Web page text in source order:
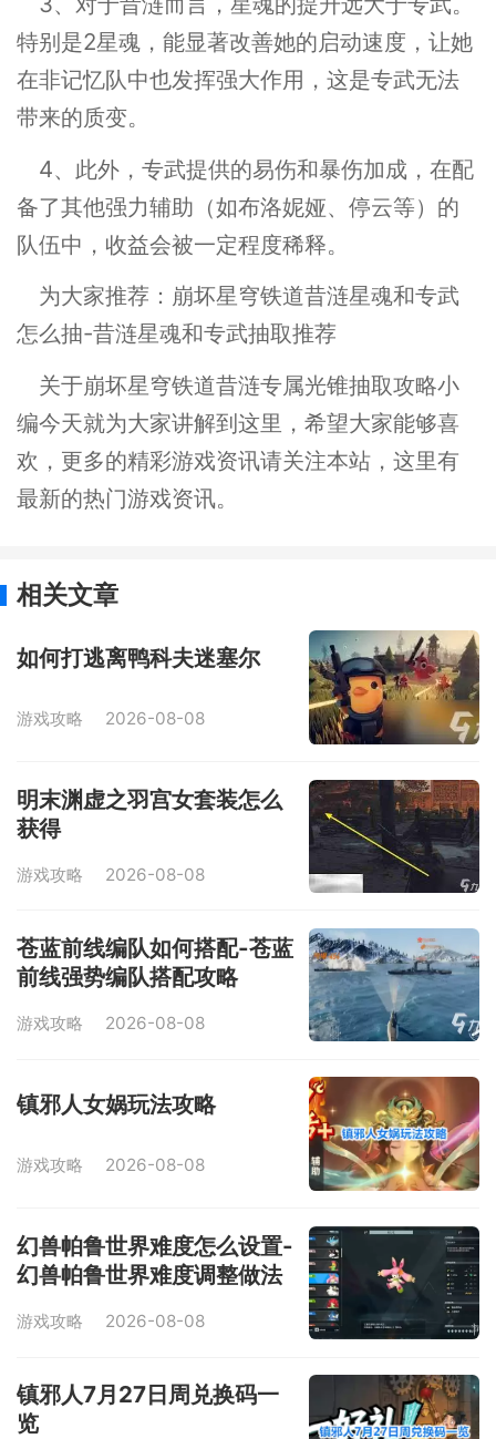
特别是2星魂，能显著改善她的启动速度，让她
在非记忆队中也发挥强大作用，这是专武无法
带来的质变。
4、此外，专武提供的易伤和暴伤加成，在配
备了其他强力辅助（如布洛妮娅、停云等）的
队伍中，收益会被一定程度稀释。
为大家推荐：崩坏星穹铁道昔涟星魂和专武
怎么抽-昔涟星魂和专武抽取推荐
关于崩坏星穹铁道昔涟专属光锥抽取攻略小
编今天就为大家讲解到这里，希望大家能够喜
欢，更多的精彩游戏资讯请关注本站，这里有
最新的热门游戏资讯。
相关文章
如何打逃离鸭科夫迷塞尔
游戏攻略 2026-08-08
明末渊虚之羽宫女套装怎么
获得
游戏攻略 2026-08-08
苍蓝前线编队如何搭配-苍蓝
前线强势编队搭配攻略
游戏攻略 2026-08-08
镇邪人女娲玩法攻略
游戏攻略 2026-08-08
幻兽帕鲁世界难度怎么设置-
幻兽帕鲁世界难度调整做法
游戏攻略 2026-08-08
镇邪人7月27日周兑换码一
览